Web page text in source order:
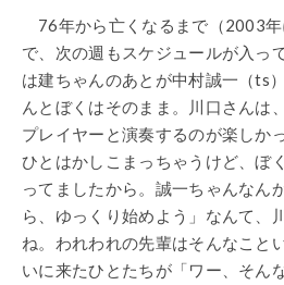
76年から亡くなるまで（2003
で、次の週もスケジュールが入っ
は建ちゃんのあとが中村誠一（ts
んとぼくはそのまま。川口さんは
プレイヤーと演奏するのが楽しか
ひとはかしこまっちゃうけど、ぼ
ってましたから。誠一ちゃんなん
ら、ゆっくり始めよう」なんて、
ね。われわれの先輩はそんなこと
いに来たひとたちが「ワー、そん